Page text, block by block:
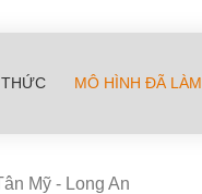
MÔ HÌNH ĐÃ LÀM
Mỹ - Long An